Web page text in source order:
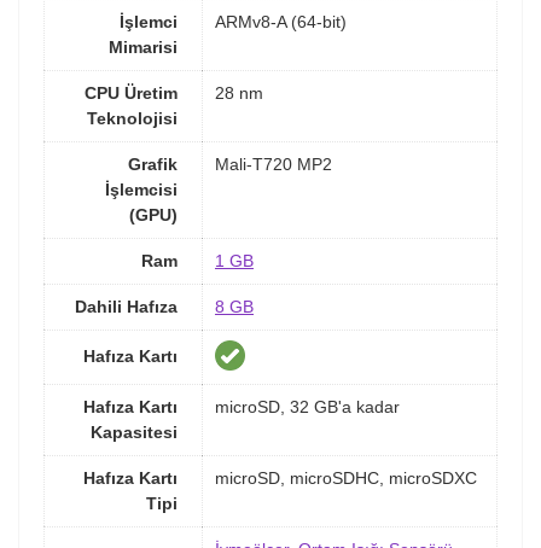
İşlemci
Mimarisi
ARMv8-A (64-bit)
CPU Üretim
Teknolojisi
28 nm
Grafik
İşlemcisi
(GPU)
Mali-T720 MP2
Ram 1 GB
Dahili Hafıza 8 GB
Hafıza Kartı
Hafıza Kartı
Kapasitesi
microSD, 32 GB'a kadar
Hafıza Kartı
Tipi
microSD, microSDHC, microSDXC